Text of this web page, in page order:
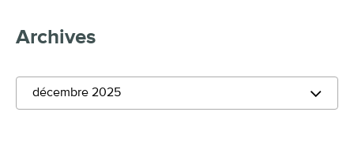
Archives
décembre 2025